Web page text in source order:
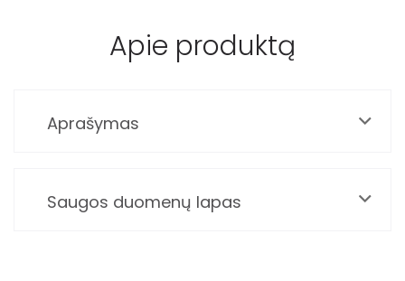
Apie produktą
Aprašymas
Saugos duomenų lapas